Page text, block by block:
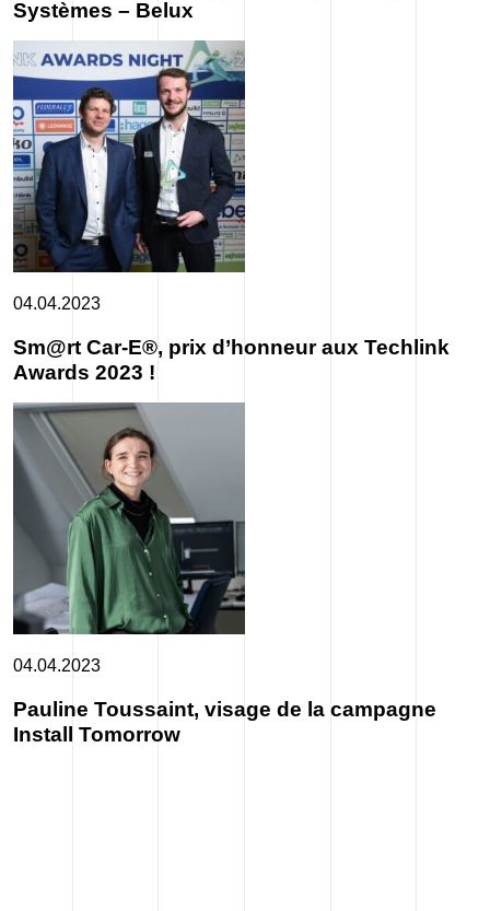
Systèmes – Belux
04.04.2023
Sm@rt Car-E®, prix d’honneur aux Techlink
Awards 2023 !
04.04.2023
Pauline Toussaint, visage de la campagne
Install Tomorrow